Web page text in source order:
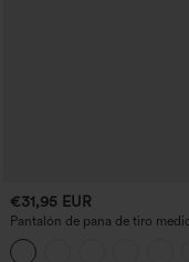
€31,95 EUR
Pantalón de pana de tiro
cremallera